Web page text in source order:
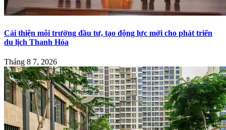
Cải thiện môi trường đầu tư, tạo động lực mới cho phát triển
du lịch Thanh Hóa
Tháng 8 7, 2026